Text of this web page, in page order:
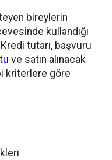
bireylerin
kullandığı
tutarı, başvuru
ve satın alınacak
kriterlere göre